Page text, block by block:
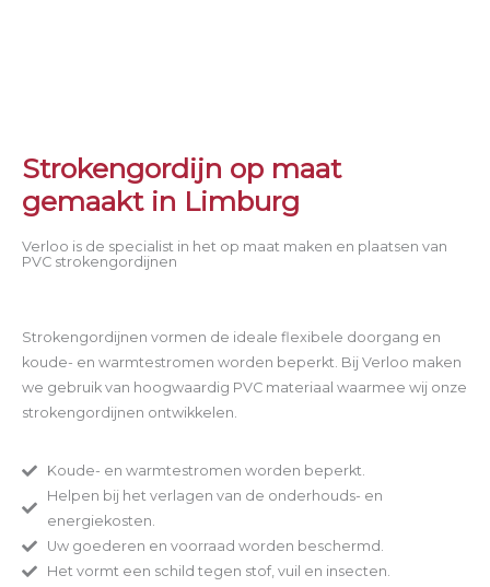
Strokengordijn op maat
gemaakt in Limburg
Verloo is de specialist in het op maat maken en plaatsen van
PVC strokengordijnen
Strokengordijnen vormen de ideale flexibele doorgang en
koude- en warmtestromen worden beperkt. Bij Verloo maken
we gebruik van hoogwaardig PVC materiaal waarmee wij onze
strokengordijnen ontwikkelen.
Koude- en warmtestromen worden beperkt.
Helpen bij het verlagen van de onderhouds- en
energiekosten.
Uw goederen en voorraad worden beschermd.
Het vormt een schild tegen stof, vuil en insecten.